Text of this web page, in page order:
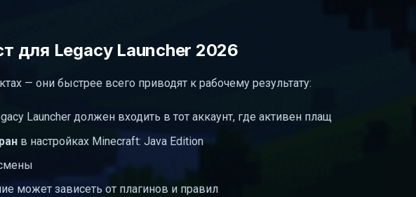
для Legacy Launcher 2026
— они быстрее всего приводят к рабочему результату:
Launcher должен входить в тот аккаунт, где активен плащ
в настройках Minecraft: Java Edition
может зависеть от плагинов и правил